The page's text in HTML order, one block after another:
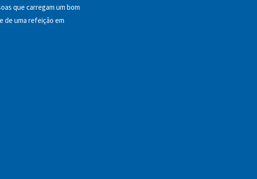
que carregam um bom
de uma refeição em